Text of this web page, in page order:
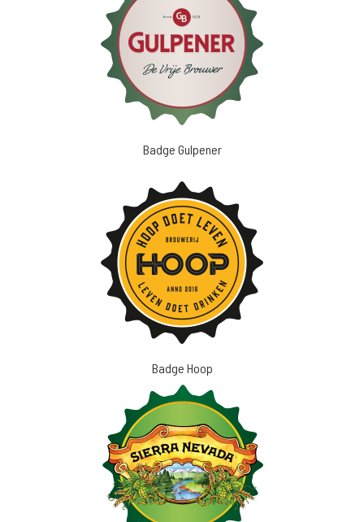
Badge Gulpener
Badge Hoop